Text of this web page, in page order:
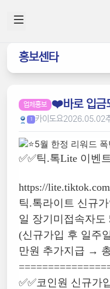
홍보센타
업체홍보 ❤️바로 입금
1 카이도요2026.05.02
✅✅틱.톡Lite 이벤
https://
틱.톡라이트 신규
일 장기미접속자도
(신규가입 후 일주
만원 추가지급 →
✅✅코인원 신규가